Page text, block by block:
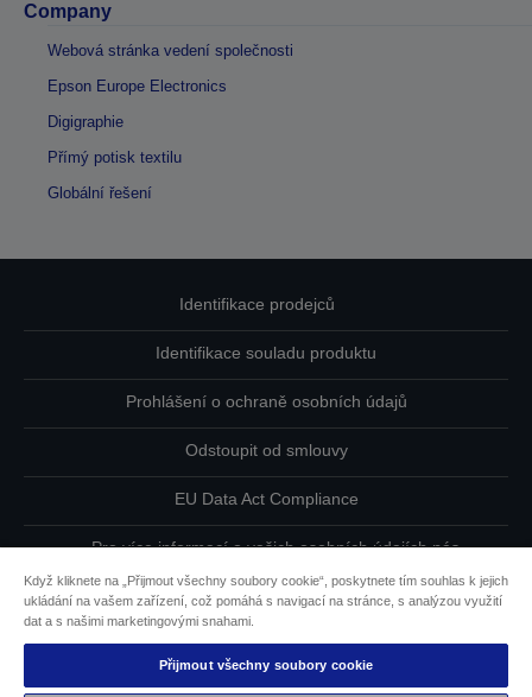
Company
Webová stránka vedení společnosti
Epson Europe Electronics
Digigraphie
Přímý potisk textilu
Globální řešení
Identifikace prodejců
Identifikace souladu produktu
Prohlášení o ochraně osobních údajů
Odstoupit od smlouvy
EU Data Act Compliance
Pro více informací o vašich osobních údajích nás
Informace o souborech cookie
Závazek usnadnění přístupu společnosti Epson
Když kliknete na „Přijmout všechny soubory cookie“, poskytnete tím souhlas k jejich
ukládání na vašem zařízení, což pomáhá s navigací na stránce, s analýzou využití
dat a s našimi marketingovými snahami.
Přijmout všechny soubory cookie